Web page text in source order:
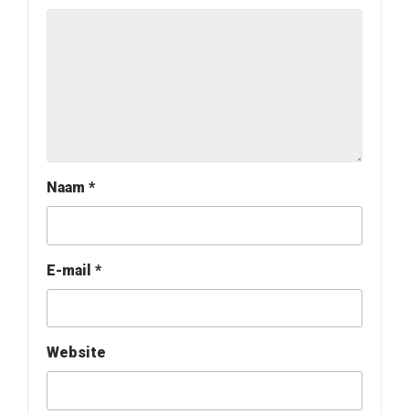
Naam *
E-mail *
Website